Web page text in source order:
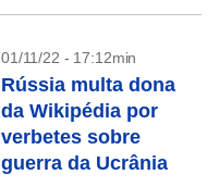
01/11/22 - 17:12min
Rússia multa dona
da Wikipédia por
verbetes sobre
guerra da Ucrânia